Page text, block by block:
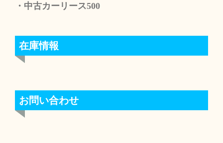
・中古カーリース500
在庫情報
お問い合わせ